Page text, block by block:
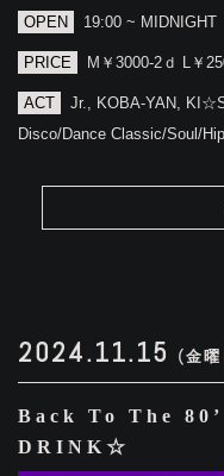
OPEN 19:00 ~ MIDNIGHT
PRICE M￥3000-2ｄ L￥
ACT
Jr., KOBA-YAN,
Disco/Dance Classic/Soul/
2024.11.15 (金
Back To The
DRINK☆